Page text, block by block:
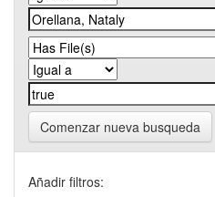
Comenzar nueva busqueda
Añadir filtros: